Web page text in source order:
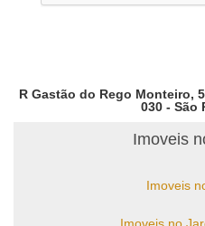
R Gastão do Rego Monteiro,
030 - São
Imoveis
Imoveis